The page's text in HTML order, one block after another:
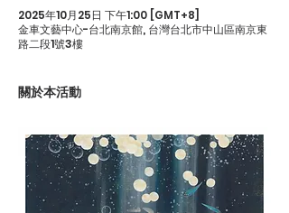
2025年10月25日 下午1:00 [GMT+8]
金車文藝中心-台北南京館, 台灣台北市中山區南京東
路二段1號3樓
關於本活動